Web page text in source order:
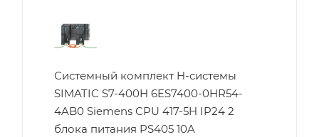
Системный комплект H-системы
SIMATIC S7-400H 6ES7400-0HR54-
4AB0 Siemens CPU 417-5H IP24 2
блока питания PS405 10A